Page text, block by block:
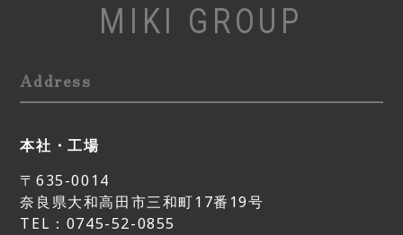
MIKI GROUP
Address
本社・工場
〒635-0014
奈良県大和高田市三和町17番19号
TEL：0745-52-0855